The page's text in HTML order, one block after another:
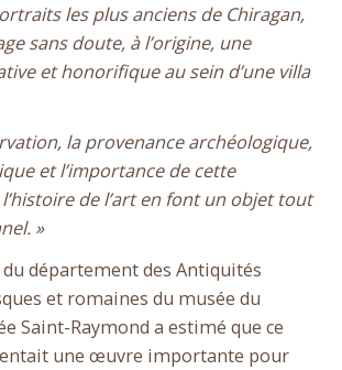
les plus anciens de Chiragan,
sans doute, à l’origine, une
et honorifique au sein d’une villa
la provenance archéologique,
et l’importance de cette
de l’art en font un objet tout
»
du département des Antiquités
et romaines du musée du
Saint-Raymond a estimé que ce
une œuvre importante pour